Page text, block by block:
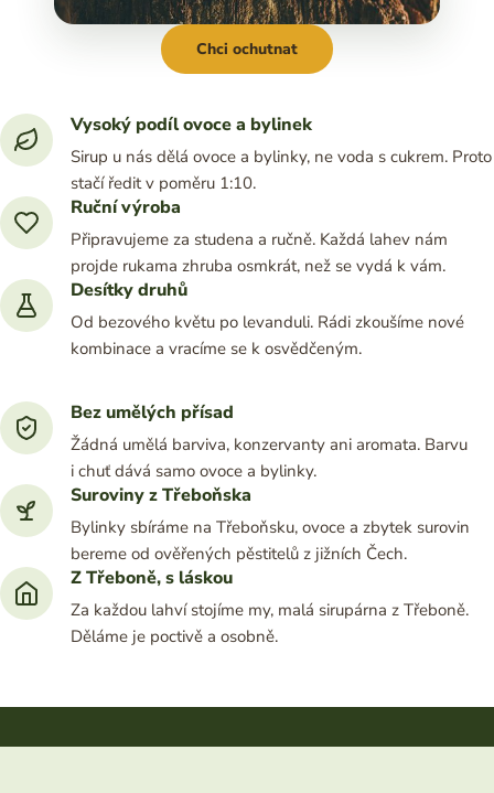
Vysoký podíl ovoce a bylinek
Sirup u nás dělá ovoce a bylinky, ne voda s cukrem. Proto
stačí ředit v poměru 1:10.
Ruční výroba
Připravujeme za studena a ručně. Každá lahev nám
projde rukama zhruba osmkrát, než se vydá k vám.
Desítky druhů
Od bezového květu po levanduli. Rádi zkoušíme nové
kombinace a vracíme se k osvědčeným.
Chci ochutnat
Bez umělých přísad
Žádná umělá barviva, konzervanty ani aromata. Barvu
i chuť dává samo ovoce a bylinky.
Suroviny z Třeboňska
Bylinky sbíráme na Třeboňsku, ovoce a zbytek surovin
bereme od ověřených pěstitelů z jižních Čech.
Z Třeboně, s láskou
Za každou lahví stojíme my, malá sirupárna z Třeboně.
Děláme je poctivě a osobně.